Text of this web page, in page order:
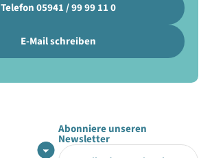
Telefon 05941 / 99 99 11 0
E-Mail schreiben
Abonniere unseren
Newsletter